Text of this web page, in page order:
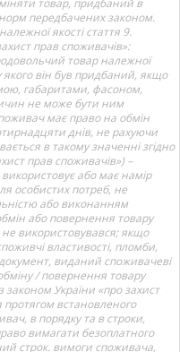
передбачених законом.
якості стаття 9.
прав споживачів»:
товар належної
якого він був придбаний, якщо
габаритами, фасоном,
не може бути ним
має право на обмін
днів, не рахуючи
в такому значенні згідно
прав споживачів») –
або має намір
особистих потреб, не
або виконанням
або повернення товару
використовувався; якщо
властивості, пломби,
виданий споживачеві
/ повернення товару
законом України «про захист
протягом встановленого
в порядку та в строки,
вимагати безоплатного
строк. вимоги споживача,